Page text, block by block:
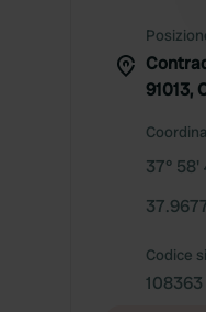
91013,
37° 58'
Codice
108363